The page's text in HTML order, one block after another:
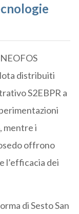
distribuiti
S2EBPR a
mentre i
offrono
l’efficacia dei
di Sesto San